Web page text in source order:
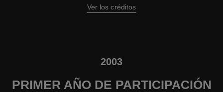
Ver los créditos
2003
PRIMER AÑO DE PARTICIPACIÓN